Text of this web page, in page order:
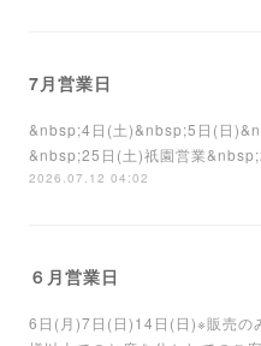
7月営業日
&nbsp;4日(土)&nbsp;5日(日
&nbsp;25日(土)祇園営業
2026.07.12 04:02
６月営業日
6日(月)7日(日)14日(日)※販売の